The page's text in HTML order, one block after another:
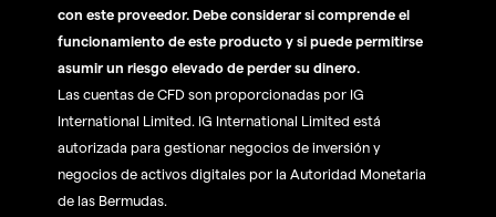
con este proveedor. Debe considerar si comprende el
funcionamiento de este producto y si puede permitirse
asumir un riesgo elevado de perder su dinero.
Las cuentas de CFD son proporcionadas por IG
International Limited. IG International Limited está
autorizada para gestionar negocios de inversión y
negocios de activos digitales por la Autoridad Monetaria
de las Bermudas.